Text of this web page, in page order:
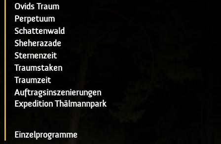
Ovids Traum
Perpetuum
Schattenwald
Sheherazade
Sternenzeit
Traumstaken
Traumzeit
Auftragsinszenierungen
Expedition Thälmannpark
Einzelprogramme